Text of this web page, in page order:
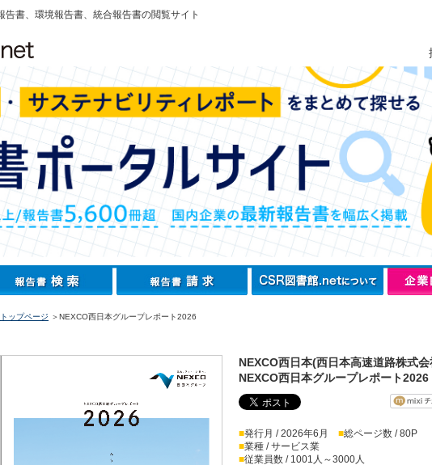
書、環境報告書、統合報告書の閲覧サイト
トップページ ＞NEXCO西日本グループレポート2026
NEXCO西日本(西日本高速道路株式
NEXCO西日本グループレポート2026
■発行月 / 2026年6月 ■総ページ数 / 80P
■業種 / サービス業
■従業員数 / 1001人～3000人